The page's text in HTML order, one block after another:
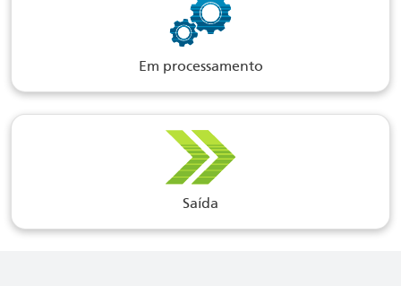
Em processamento
Saída